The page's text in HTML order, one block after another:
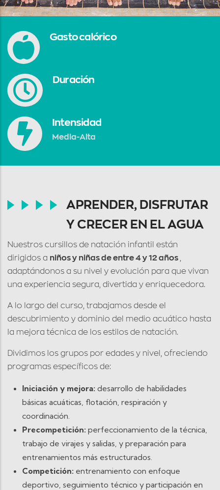
Gasto calórico
Duración
Intensidad
Media-Alta
APRENDER, DISFRUTAR
Y CRECER EN EL AGUA
Nuestros cursillos de natación infantil están
dirigidos a niños y niñas de entre 4 y 12 años
adaptándonos a su nivel y evolución para que vivan
una experiencia segura, divertida y enriquecedora.
A lo largo del curso, trabajamos desde el
descubrimiento y dominio del medio acuático hasta
la mejora técnica de los estilos de natación.
Dividimos los grupos por edades y nivel, ofreciendo
programas específicos de:
Iniciación y mejora: desarrollo de habilidades
básicas acuáticas, flotación, respiración y
coordinación.
Precompetición: perfeccionamiento de la técnica,
trabajo de virajes y salidas, y preparación para
entrenamientos más estructurados.
Competición: entrenamiento con enfoque
deportivo, seguimiento técnico y participación en